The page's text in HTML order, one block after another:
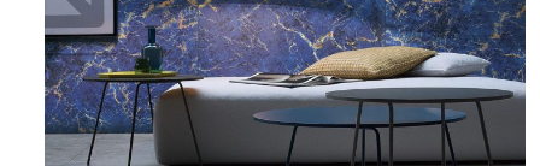
TOP CERAMICSБайгалын өнгө тансаг
мэдрэмжийг таны орчинд
онлайн туслах